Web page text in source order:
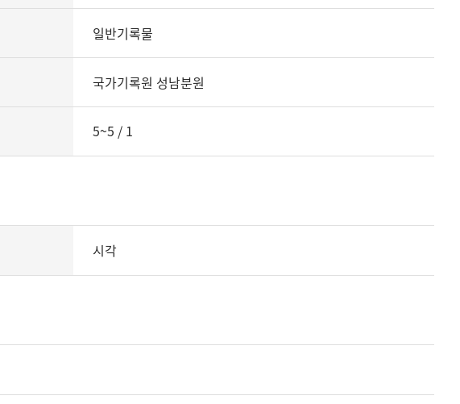
일반기록물
국가기록원 성남분원
5~5 / 1
시각